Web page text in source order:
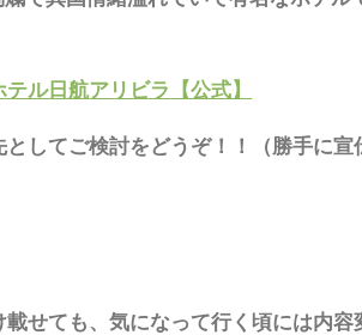
テル日航アリビラ 【公式】
してご検討をどうぞ！！（勝手に宣
せても、気になって行く頃には内容